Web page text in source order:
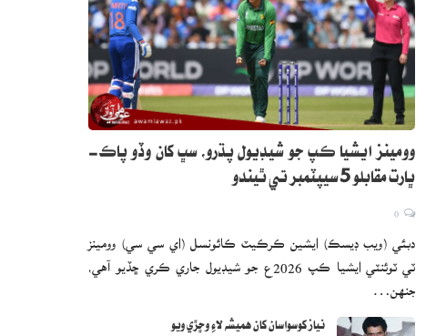
وومينز ايشيا ڪپ جو شيڊيول پڌرو، سڀ کان وڏو پاڪ-
ڀارت مقابلو 5 سيپٽمبر تي ٿيندو
دبئي (ويب ڊيسڪ) ايشين ڪرڪيٽ ڪائونسل (اي سي سي) وومينز
ٽي ٽوئنٽي ايشيا ڪپ 2026ع جو شيڊيول جاري ڪري ڇڏيو آهي،
نياز کوسواسان کان هميشه لاءِ وڇڙي ويو